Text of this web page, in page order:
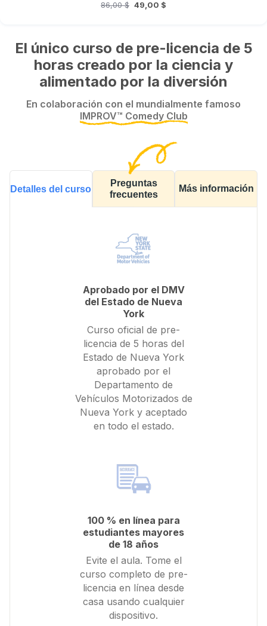
86,00 $ 49,00 $
El único curso de pre-licencia de 5
horas creado por la ciencia y
alimentado por la diversión
En colaboración con el mundialmente famoso
IMPROV™ Comedy Club
Detalles del curso
Preguntas
frecuentes
Más información
Aprobado por el DMV
del Estado de Nueva
York
Curso oficial de pre-
licencia de 5 horas del
Estado de Nueva York
aprobado por el
Departamento de
Vehículos Motorizados de
Nueva York y aceptado
en todo el estado.
100 % en línea para
estudiantes mayores
de 18 años
Evite el aula. Tome el
curso completo de pre-
licencia en línea desde
casa usando cualquier
dispositivo.